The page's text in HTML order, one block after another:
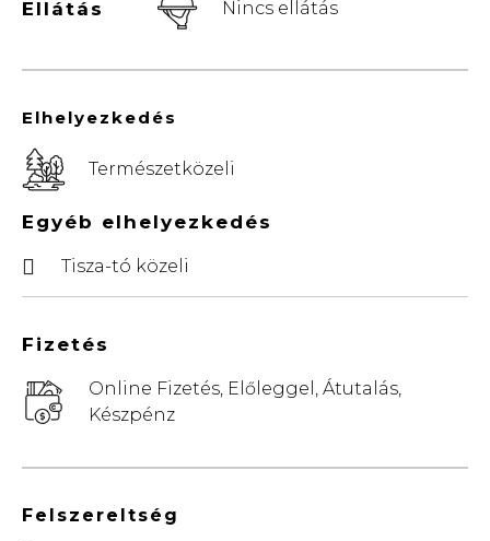
Felszereltség
Ellátás Nincs ellátás
Elhelyezkedés
Természetközeli
Egyéb elhelyezkedés
Tisza-tó közeli
Fizetés
Online Fizetés, Előleggel, Átutalás,
Készpénz